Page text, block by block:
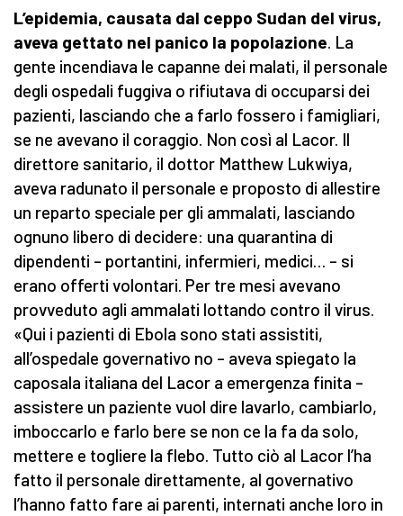
L’epidemia, causata dal ceppo Sudan del virus,
aveva gettato nel panico la popolazione. La
gente incendiava le capanne dei malati, il personale
degli ospedali fuggiva o rifiutava di occuparsi dei
pazienti, lasciando che a farlo fossero i famigliari,
se ne avevano il coraggio. Non così al Lacor. Il
direttore sanitario, il dottor Matthew Lukwiya,
aveva radunato il personale e proposto di allestire
un reparto speciale per gli ammalati, lasciando
ognuno libero di decidere: una quarantina di
dipendenti – portantini, infermieri, medici… – si
erano offerti volontari. Per tre mesi avevano
provveduto agli ammalati lottando contro il virus.
«Qui i pazienti di Ebola sono stati assistiti,
all’ospedale governativo no – aveva spiegato la
caposala italiana del Lacor a emergenza finita –
assistere un paziente vuol dire lavarlo, cambiarlo,
imboccarlo e farlo bere se non ce la fa da solo,
mettere e togliere la flebo. Tutto ciò al Lacor l’ha
fatto il personale direttamente, al governativo
l’hanno fatto fare ai parenti, internati anche loro in